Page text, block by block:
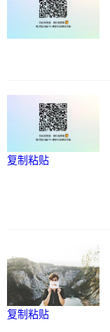
复制粘贴
复制粘贴